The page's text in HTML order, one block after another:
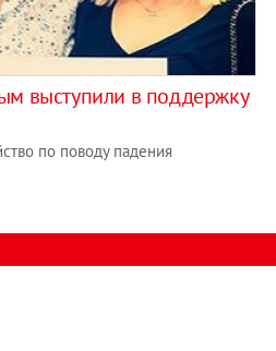
выступили в поддержку
по поводу падения